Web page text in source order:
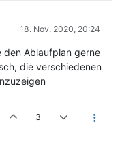
18. Nov. 2020, 20:24
den Ablaufplan gerne
die verschiedenen
3